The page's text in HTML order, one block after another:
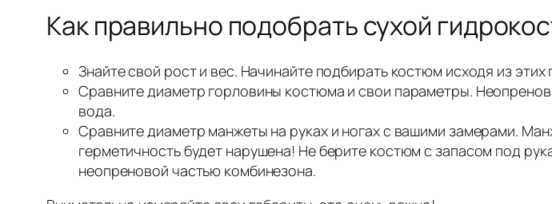
Как правильно подобрать сухой
Знайте свой рост и вес. Начинайте подбирать костюм исходя из этих
Сравните диаметр горловины костюма и свои параметры.
вода.
Сравните диаметр манжеты на руках и ногах с вашими замерами.
герметичность будет нарушена! Не берите костюм с запасом под
неопреновой частью комбинезона.